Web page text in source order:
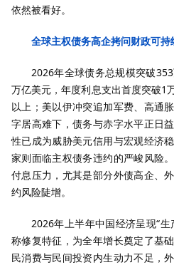
依然被看好。
全球主权债务高企拷问财政可持
2026年全球债务总规模突破
万亿美元，年度利息支出首度突破1
以上；美以伊冲突追加军费、高通
字居高难下，债务与赤字水平正日
性已成为威胁美元信用与宏观经济
家则面临主权债务违约的严峻风险
付息压力，尤其是部分外债高企、
约风险陡增。
2026年上半年中国经济呈现“
称修复特征，为全年增长奠定了基
民消费与民间投资内生动力不足，